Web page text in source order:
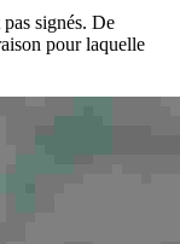
signés. De
pour laquelle